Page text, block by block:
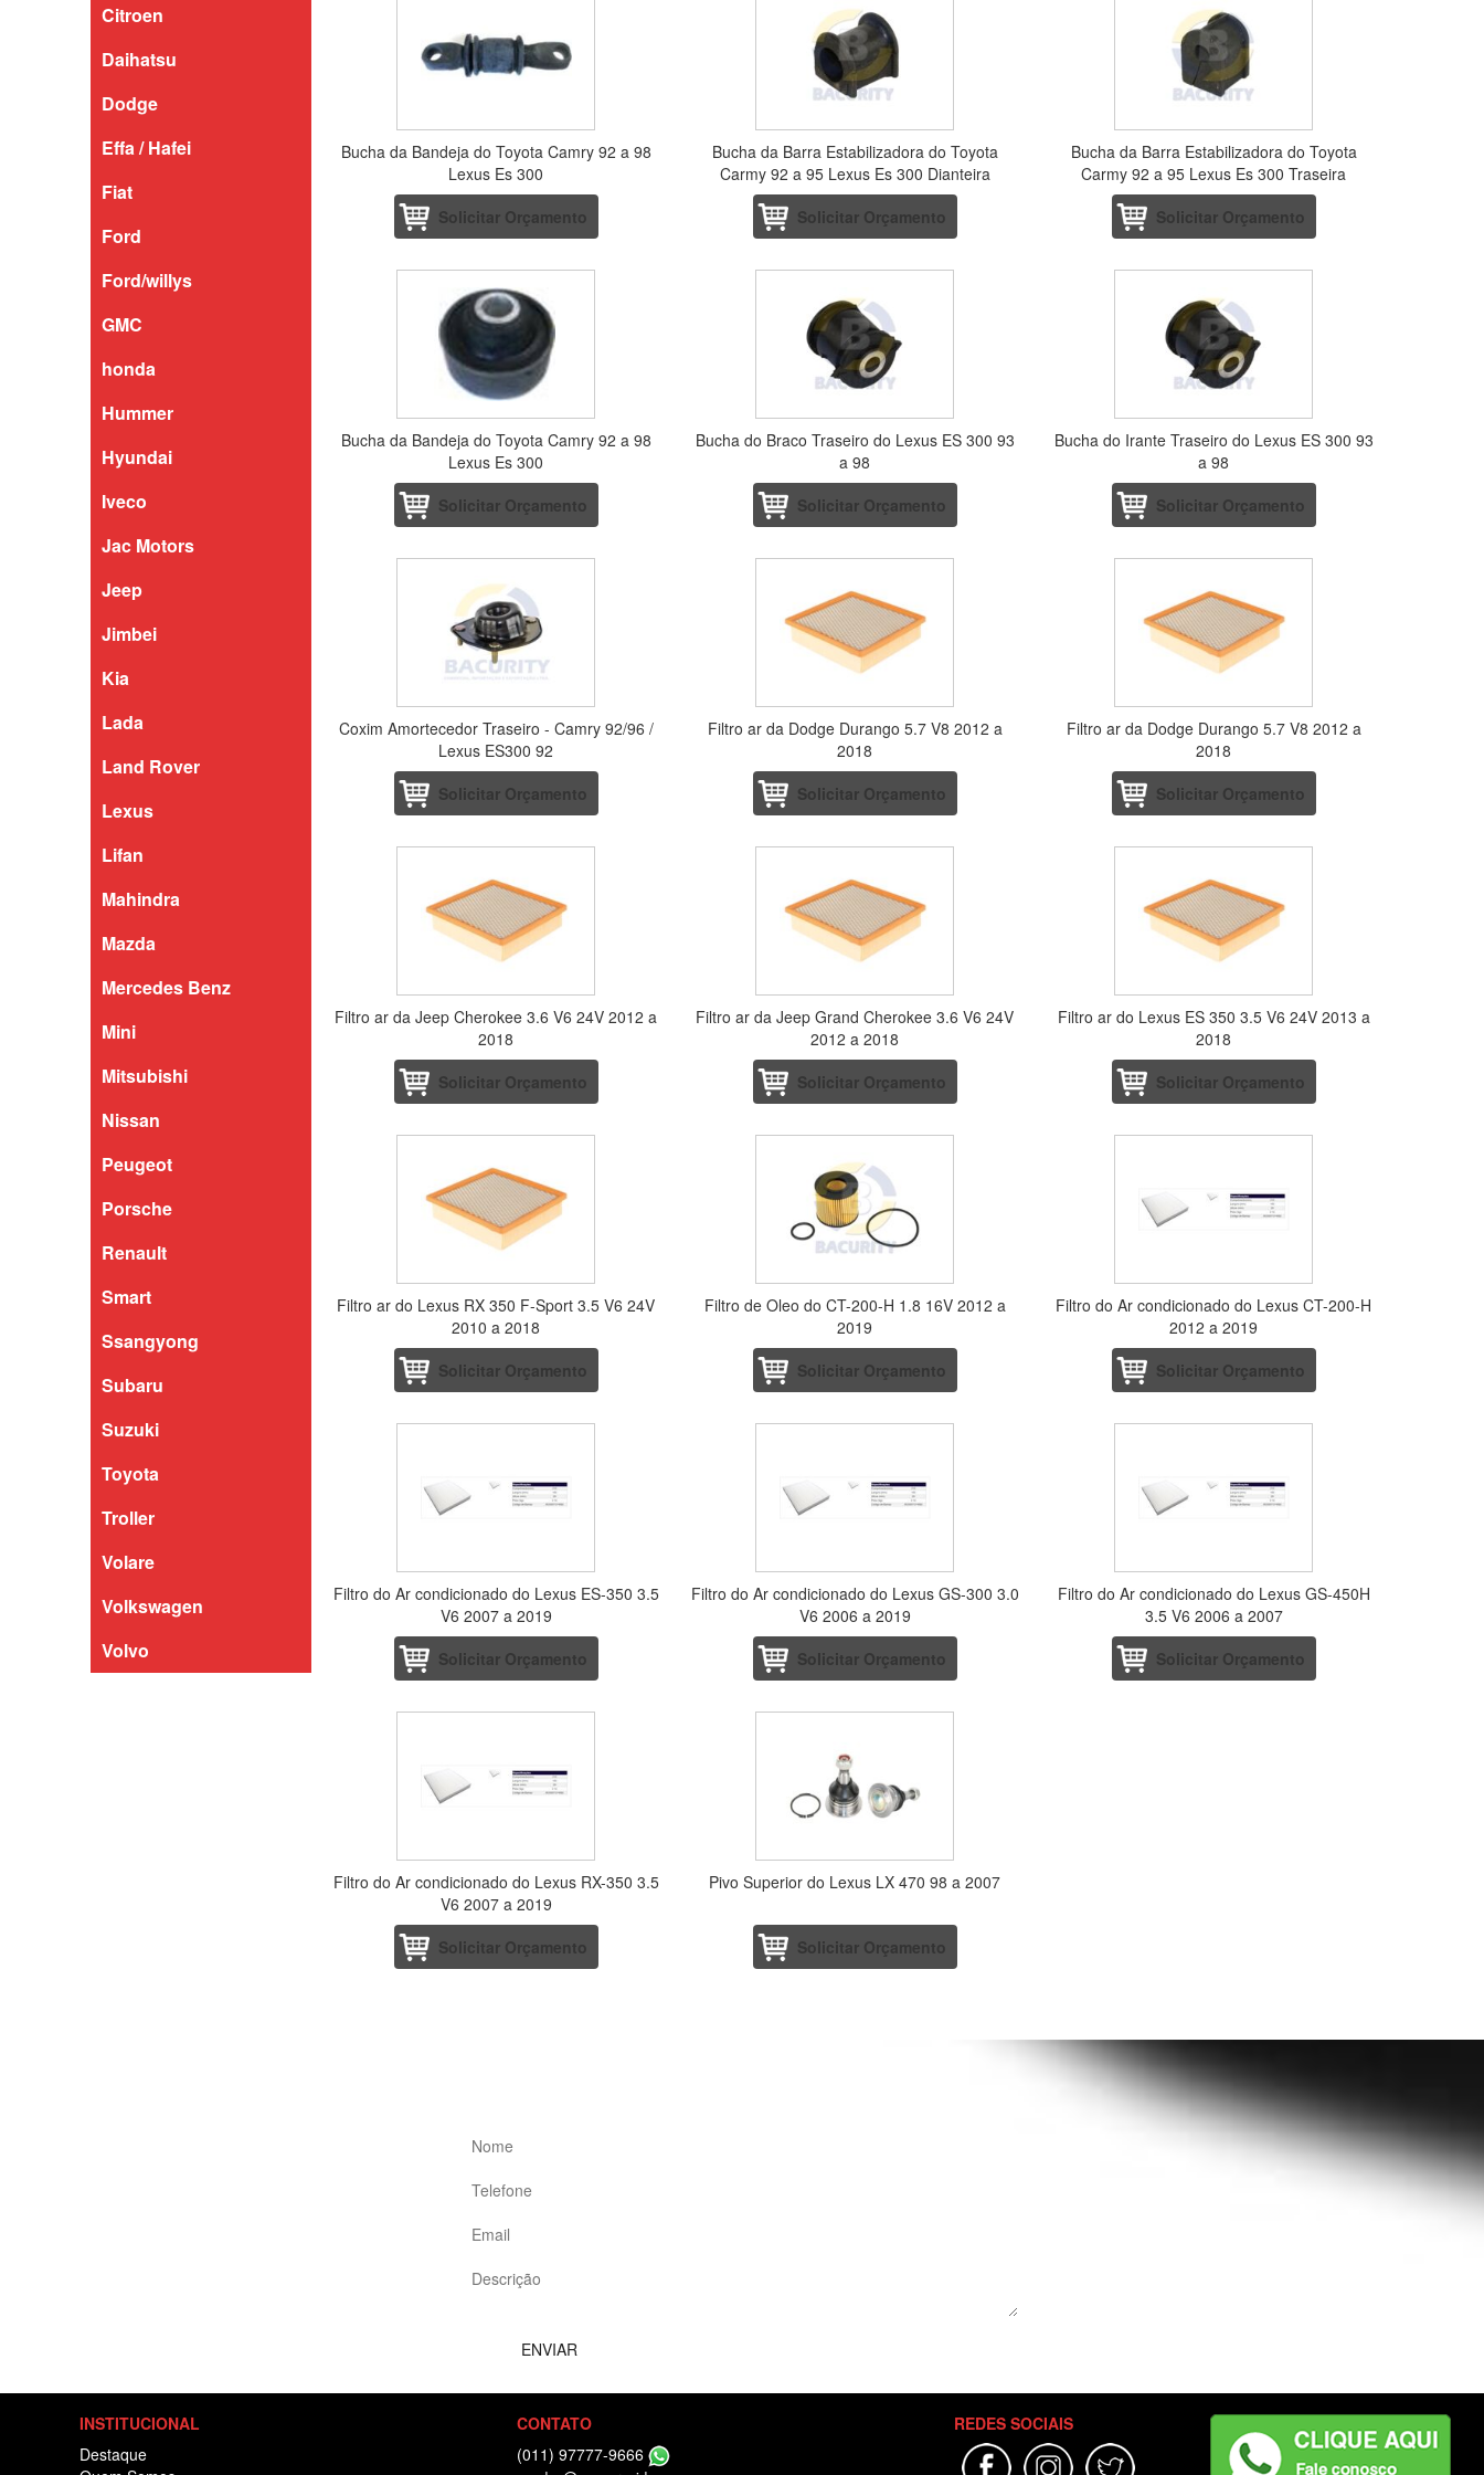
Citroen
Daihatsu
Dodge
Effa / Hafei
Fiat
Ford
Ford/willys
GMC
honda
Hummer
Hyundai
Iveco
Jac Motors
Jeep
Jimbei
Kia
Lada
Land Rover
Lexus
Lifan
Mahindra
Mazda
Mercedes Benz
Mini
Mitsubishi
Nissan
Peugeot
Porsche
Renault
Smart
Ssangyong
Subaru
Suzuki
Toyota
Troller
Volare
Volkswagen
Volvo
Bucha da Bandeja do Toyota Camry 92 a 98
Lexus Es 300
Solicitar Orçamento
Bucha da Barra Estabilizadora do Toyota
Carmy 92 a 95 Lexus Es 300 Dianteira
Solicitar Orçamento
Bucha da Barra Estabilizadora do Toyota
Carmy 92 a 95 Lexus Es 300 Traseira
Solicitar Orçamento
Bucha da Bandeja do Toyota Camry 92 a 98
Lexus Es 300
Solicitar Orçamento
Bucha do Braco Traseiro do Lexus ES 300 93
a 98
Solicitar Orçamento
Bucha do Irante Traseiro do Lexus ES 300 93
a 98
Solicitar Orçamento
Coxim Amortecedor Traseiro - Camry 92/96 /
Lexus ES300 92
Solicitar Orçamento
Filtro ar da Dodge Durango 5.7 V8 2012 a
2018
Solicitar Orçamento
Filtro ar da Dodge Durango 5.7 V8 2012 a
2018
Solicitar Orçamento
Filtro ar da Jeep Cherokee 3.6 V6 24V 2012 a
2018
Solicitar Orçamento
Filtro ar da Jeep Grand Cherokee 3.6 V6 24V
2012 a 2018
Solicitar Orçamento
Filtro ar do Lexus ES 350 3.5 V6 24V 2013 a
2018
Solicitar Orçamento
Filtro ar do Lexus RX 350 F-Sport 3.5 V6 24V
2010 a 2018
Solicitar Orçamento
Filtro de Oleo do CT-200-H 1.8 16V 2012 a
2019
Solicitar Orçamento
Filtro do Ar condicionado do Lexus CT-200-H
2012 a 2019
Solicitar Orçamento
Filtro do Ar condicionado do Lexus ES-350 3.5
V6 2007 a 2019
Solicitar Orçamento
Filtro do Ar condicionado do Lexus GS-300 3.0
V6 2006 a 2019
Solicitar Orçamento
Filtro do Ar condicionado do Lexus GS-450H
3.5 V6 2006 a 2007
Solicitar Orçamento
Filtro do Ar condicionado do Lexus RX-350 3.5
V6 2007 a 2019
Solicitar Orçamento
Pivo Superior do Lexus LX 470 98 a 2007
Solicitar Orçamento
INSTITUCIONAL
Destaque
CONTATO
(011) 97777-9666
REDES SOCIAIS